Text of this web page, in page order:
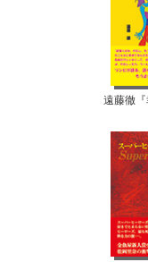
遠藤徹